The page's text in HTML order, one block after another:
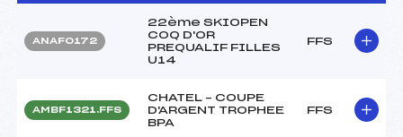
ANAF0172
22ème SKIOPEN
COQ D'OR
PREQUALIF FILLES
U14
FFS
AMBF1321.FFS
CHATEL – COUPE
D'ARGENT TROPHEE
BPA
FFS